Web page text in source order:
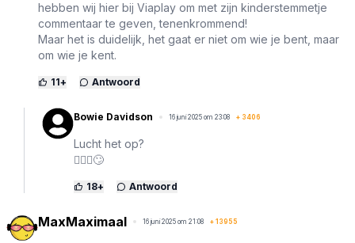
hebben wij hier bij Viaplay om met zijn kinderstemmetje
commentaar te geven, tenenkrommend!
Maar het is duidelijk, het gaat er niet om wie je bent, maar
om wie je kent.
11+ Antwoord
Bowie Davidson 16 juni 2025 om 23:08 + 3406
Lucht het op?
🤷🏽‍♂️🙄
18+ Antwoord
MaxMaximaal 16 juni 2025 om 21:08 + 13955